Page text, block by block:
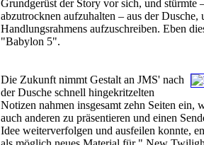
Grundgerüst der Story vor sich, und
abzutrocknen aufzuhalten – aus der
Handlungsrahmens aufzuschreiben. Eben
"Babylon 5".
Die Zukunft nimmt Gestalt an JMS' nach
der Dusche schnell hingekritzelten
Notizen nahmen insgesamt zehn Seiten ein,
auch anderen zu präsentieren und einen
Idee weiterverfolgen und ausfeilen konnte,